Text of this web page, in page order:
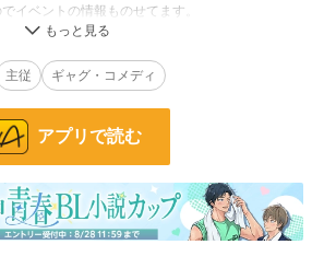
イベントの情報ものせてます。
」と同じ世界観です。
件
件
主従 ギャグ・コメディ
アプリで読む